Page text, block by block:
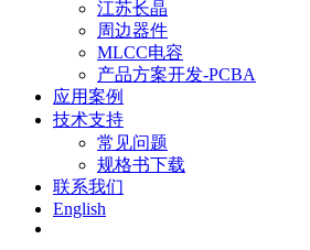
江苏长晶
周边器件
MLCC电容
产品方案开发-PCBA
应用案例
技术支持
常见问题
规格书下载
联系我们
English